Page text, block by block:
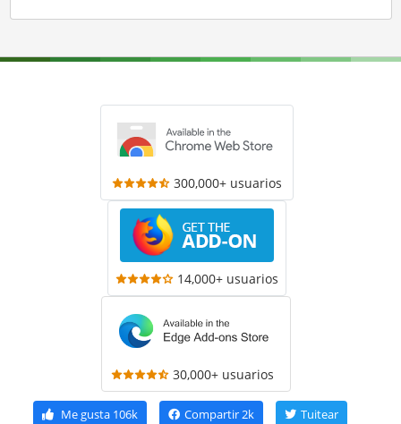
300,000+ usuarios
14,000+ usuarios
30,000+ usuarios
Me gusta106k Compartir2k Tuitear